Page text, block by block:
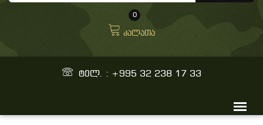
0
კალათა
ტელ. : +995 32 238 17 33